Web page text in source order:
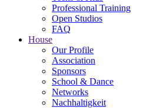
Professional Training
Open Studios
FAQ
House
Our Profile
Association
Sponsors
School & Dance
Networks
Nachhaltigkeit